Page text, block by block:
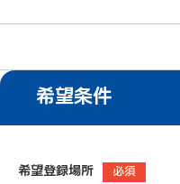
希望条件
希望登録場所 必須